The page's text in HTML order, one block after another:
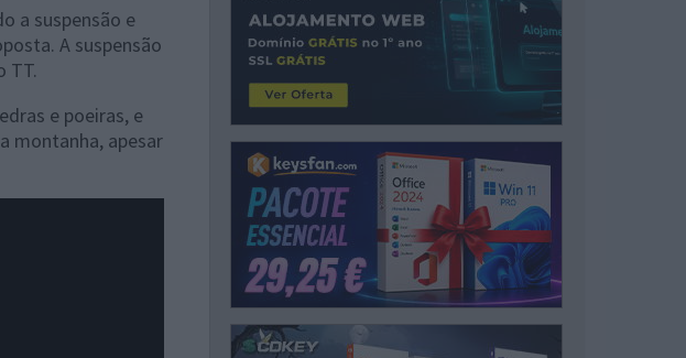
a suspensão e
A suspensão
TT.
e poeiras, e
montanha, apesar